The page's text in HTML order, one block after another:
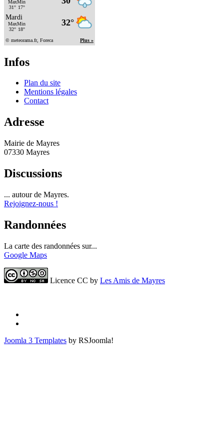
Infos
Plan du site
Mentions légales
Contact
Adresse
Mairie de Mayres
07330 Mayres
Discussions
... autour de Mayres.
Rejoignez-nous !
Randonnées
La carte des randonnées sur...
Google Maps
Licence CC by Les Amis de Mayres
Joomla 3 Templates by RSJoomla!